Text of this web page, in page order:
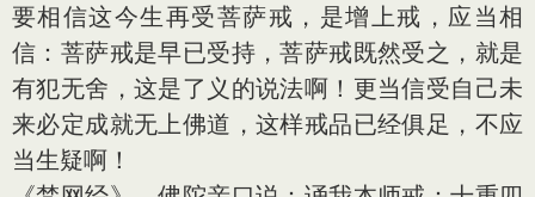
要相信这今生再受菩萨戒，是增上戒，应当相
信：菩萨戒是早已受持，菩萨戒既然受之，就是
有犯无舍，这是了义的说法啊！更当信受自己未
来必定成就无上佛道，这样戒品已经俱足，不应
当生疑啊！